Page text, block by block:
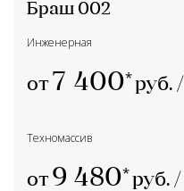
Браш 002
Инженерная
от7 400 руб.
Техномассив
от9 480 руб.